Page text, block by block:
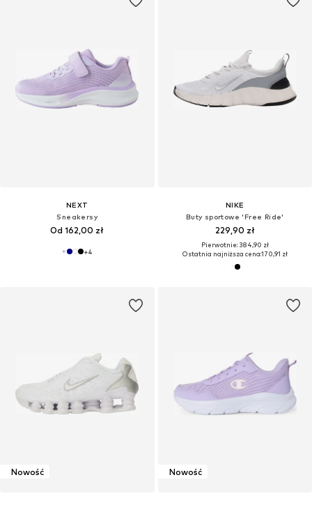
NEXT
Sneakersy
Od 162,00 zł
+4
NIKE
Buty sportowe 'Free Ride'
229,90 zł
Pierwotnie: 384,90 zł
Ostatnia najniższa cena:170,91 zł
Nowość Nowość